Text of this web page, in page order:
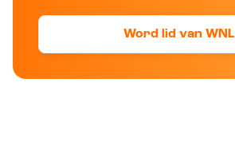
Word lid van WNL